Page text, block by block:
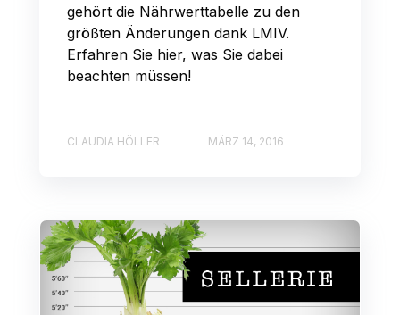
gehört die Nährwerttabelle zu den
größten Änderungen dank LMIV.
Erfahren Sie hier, was Sie dabei
beachten müssen!
CLAUDIA HÖLLER MÄRZ 14, 2016